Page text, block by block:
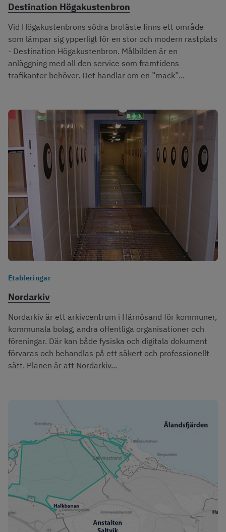
Destination Högakustenbron
Vid Högakustenbrons södra brofäste finns ett område
som lämpar sig ypperligt för en stor och modern rastplats
- Destination Högakustenbron. Målbilden är en
anläggning med all den service som framtidens
trafikanter behöver. Det handlar om en ”mack”...
Etableringar
Nordarkiv
Nordarkiv är ett arkivcentrum i Härnösand för kommuner,
kommunala bolag, andra offentliga organisationer och
föreningar. Där kan både fysiska och digitala dokument
förvaras och behandlas på ett säkert och professionellt
sätt. Planen är att Nordarkiv...